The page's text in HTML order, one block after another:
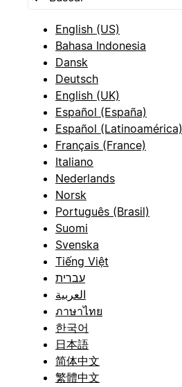
English (US)
Bahasa Indonesia
Dansk
Deutsch
English (UK)
Español (España)
Español (Latinoamérica)
Français (France)
Italiano
Nederlands
Norsk
Português (Brasil)
Suomi
Svenska
Tiếng Việt
עברית
العربية
ภาษาไทย
한국어
日本語
简体中文
繁體中文